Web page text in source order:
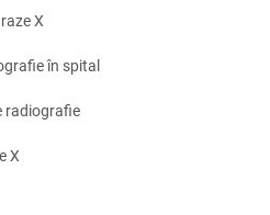
X
în spital
radiografie
X